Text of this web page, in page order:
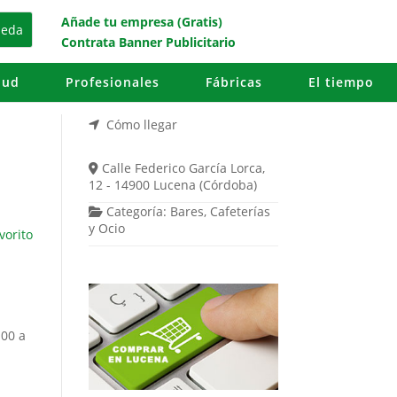
Añade tu empresa (Gratis)
Contrata Banner Publicitario
Profesionales Fábricas El tiempo
a
Cómo llegar
Calle Federico García Lorca,
12 - 14900 Lucena (Córdoba)
Categoría: Bares, Cafeterías
y Ocio